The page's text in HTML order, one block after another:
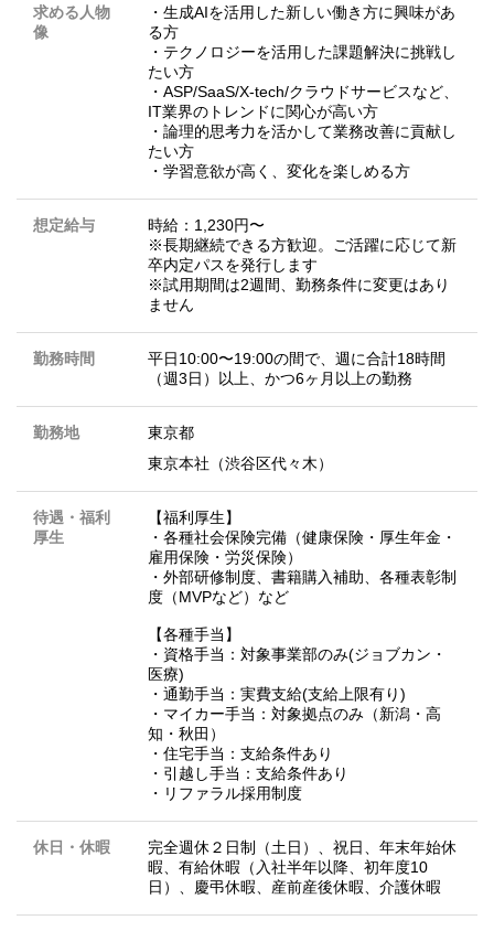
求める人物
像
・生成AIを活用した新しい働き方に興味があ
る方
・テクノロジーを活用した課題解決に挑戦し
たい方
・ASP/SaaS/X-tech/クラウドサービスなど、
IT業界のトレンドに関心が高い方
・論理的思考力を活かして業務改善に貢献し
たい方
・学習意欲が高く、変化を楽しめる方
想定給与
時給：1,230円〜
※長期継続できる方歓迎。ご活躍に応じて新
卒内定パスを発行します
※試用期間は2週間、勤務条件に変更はあり
ません
勤務時間
平日10:00〜19:00の間で、週に合計18時間
（週3日）以上、かつ6ヶ月以上の勤務
勤務地
東京都
東京本社（渋谷区代々木）
待遇・福利
厚生
【福利厚生】
・各種社会保険完備（健康保険・厚生年金・
雇用保険・労災保険）
・外部研修制度、書籍購入補助、各種表彰制
度（MVPなど）など
【各種手当】
・資格手当：対象事業部のみ(ジョブカン・
医療)
・通勤手当：実費支給(支給上限有り)
・マイカー手当：対象拠点のみ（新潟・高
知・秋田）
・住宅手当：支給条件あり
・引越し手当：支給条件あり
・リファラル採用制度
休日・休暇
完全週休２日制（土日）、祝日、年末年始休
暇、有給休暇（入社半年以降、初年度10
日）、慶弔休暇、産前産後休暇、介護休暇